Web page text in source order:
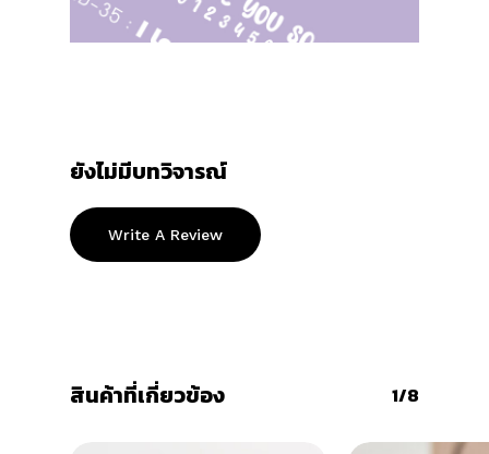
ยังไม่มีบทวิจารณ์
Write A Review
สินค้าที่เกี่ยวข้อง 1/8